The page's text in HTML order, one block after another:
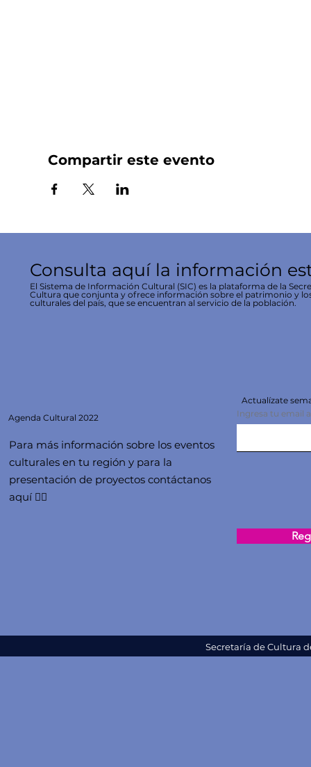
Compartir este evento
Consulta aquí la información
El Sistema de Información Cultural (SIC) es la plataforma de la
Cultura que conjunta y ofrece información sobre el patrimonio y
culturales del país, que se encuentran al servicio de la población.
Agenda Cultural 2022
Para más información sobre los eventos
culturales en tu región y para la
presentación de proyectos contáctanos
aquí 👇🏻
Actualízate
Ingresa tu email
Secretaría de Cultura